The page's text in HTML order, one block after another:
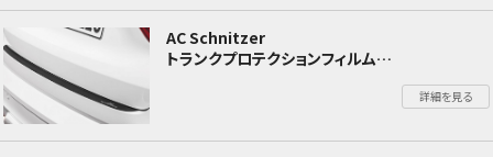
AC Schnitzer
トランクプロテクションフィルム
詳細を見る